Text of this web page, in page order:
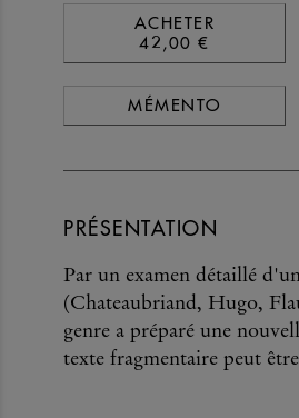
ACHETER
42,00 €
MÉMENTO
PRÉSENTATION
Par un examen détaillé
(Chateaubriand, Hugo,
genre a préparé une
texte fragmentaire peut